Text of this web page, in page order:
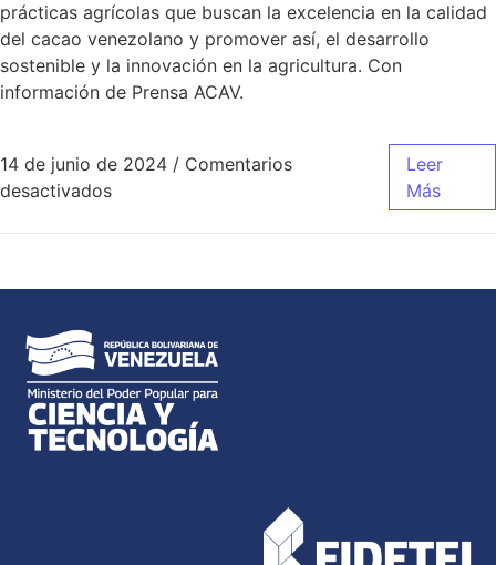
prácticas agrícolas que buscan la excelencia en la calidad
del cacao venezolano y promover así, el desarrollo
sostenible y la innovación en la agricultura. Con
información de Prensa ACAV.
14 de junio de 2024 / Comentarios
desactivados
Leer
Más